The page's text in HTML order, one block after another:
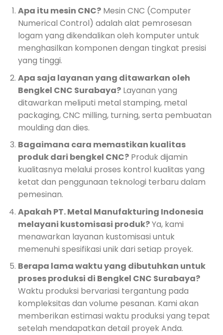
Apa itu mesin CNC?Mesin CNC (Computer
Numerical Control) adalah alat pemrosesan
logam yang dikendalikan oleh komputer untuk
menghasilkan komponen dengan tingkat presisi
yang tinggi.
Apa saja layanan yang ditawarkan oleh
Bengkel CNC Surabaya?Layanan yang
ditawarkan meliputi metal stamping, metal
packaging, CNC milling, turning, serta pembuatan
moulding dan dies.
Bagaimana cara memastikan kualitas
produk dari bengkel CNC?Produk dijamin
kualitasnya melalui proses kontrol kualitas yang
ketat dan penggunaan teknologi terbaru dalam
pemesinan.
Apakah PT. Metal Manufakturing Indonesia
melayani kustomisasi produk?Ya, kami
menawarkan layanan kustomisasi untuk
memenuhi spesifikasi unik dari setiap proyek.
Berapa lama waktu yang dibutuhkan untuk
proses produksi di Bengkel CNC Surabaya?
Waktu produksi bervariasi tergantung pada
kompleksitas dan volume pesanan. Kami akan
memberikan estimasi waktu produksi yang tepat
setelah mendapatkan detail proyek Anda.